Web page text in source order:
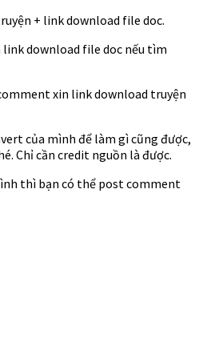
+ link download file doc.
download file doc nếu tìm
xin link download truyện
của mình để làm gì cũng được,
Chỉ cần credit nguồn là được.
thì bạn có thể post comment